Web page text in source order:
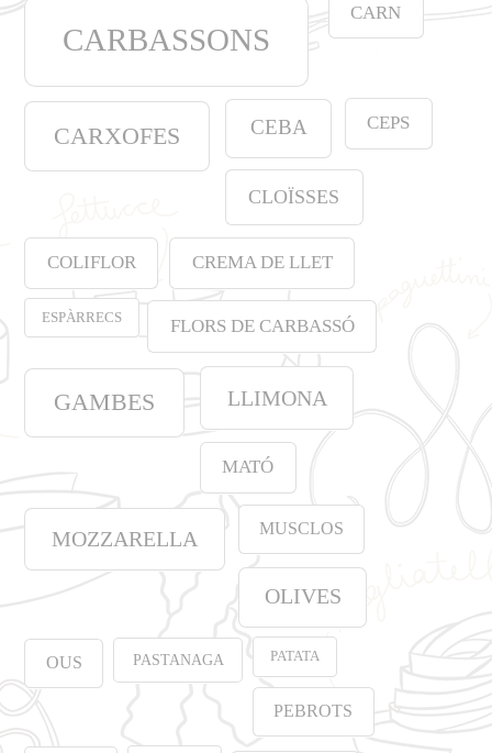
CARBASSONS
CARN
CARXOFES CEBA CEPS
CLOÏSSES
COLIFLOR CREMA DE LLET
ESPÀRRECS FLORS DE CARBASSÓ
GAMBES LLIMONA
MATÓ
MOZZARELLA MUSCLOS
OLIVES
OUS PASTANAGA PATATA
PEBROTS